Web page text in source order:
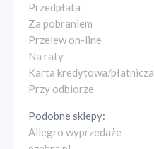
Przedpłata
Za pobraniem
Przelew on-line
Na raty
Karta kredytowa/płatnicza
Przy odbiorze
Podobne sklepy:
Allegro wyprzedaże